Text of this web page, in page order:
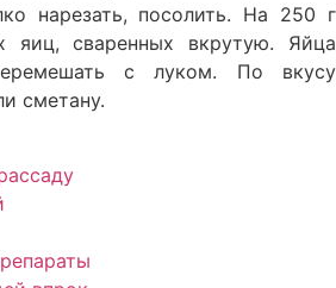
нарезать, посолить. На 250 г
сваренных вкрутую. Яйца
с луком. По вкусу
сметану.